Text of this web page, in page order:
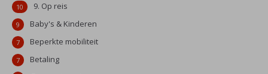
9. Op reis
10
Baby's & Kinderen
9
Beperkte mobiliteit
7
Betaling
7